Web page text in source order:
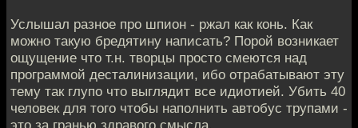
Услышал разное про шпион - ржал как конь. Как
можно такую бредятину написать? Порой возникает
ощущение что т.н. творцы просто смеются над
программой десталинизации, ибо отрабатывают эту
тему так глупо что выглядит все идиотией. Убить 40
человек для того чтобы наполнить автобус трупами -